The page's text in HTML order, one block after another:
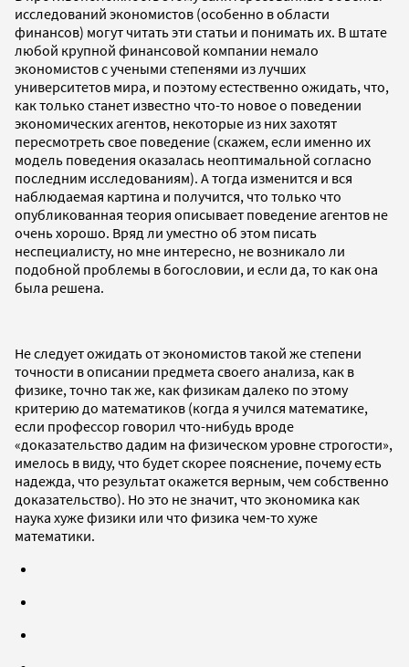
исследований экономистов (особенно в области
финансов) могут читать эти статьи и понимать их. В штате
любой крупной финансовой компании немало
экономистов с учеными степенями из лучших
университетов мира, и поэтому естественно ожидать, что,
как только станет известно что-то новое о поведении
экономических агентов, некоторые из них захотят
пересмотреть свое поведение (скажем, если именно их
модель поведения оказалась неоптимальной согласно
последним исследованиям). А тогда изменится и вся
наблюдаемая картина и получится, что только что
опубликованная теория описывает поведение агентов не
очень хорошо. Вряд ли уместно об этом писать
неспециалисту, но мне интересно, не возникало ли
подобной проблемы в богословии, и если да, то как она
была решена.
Не следует ожидать от экономистов такой же степени
точности в описании предмета своего анализа, как в
физике, точно так же, как физикам далеко по этому
критерию до математиков (когда я учился математике,
если профессор говорил что-нибудь вроде
«доказательство дадим на физическом уровне строгости»,
имелось в виду, что будет скорее пояснение, почему есть
надежда, что результат окажется верным, чем собственно
доказательство). Но это не значит, что экономика как
наука хуже физики или что физика чем-то хуже
математики.